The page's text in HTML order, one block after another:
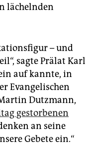
lächelnden
– und
sagte Prälat Karl
auf kannte, in
Evangelischen
Dutzmann,
gestorbenen
an seine
Gebete ein.“